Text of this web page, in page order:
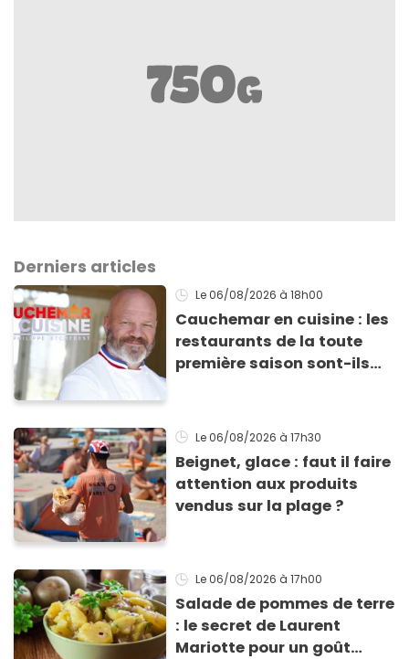
Derniers articles
Le 06/08/2026 à 18h00
Cauchemar en cuisine : les
restaurants de la toute
première saison sont-ils
Le 06/08/2026 à 17h30
Beignet, glace : faut il faire
attention aux produits
vendus sur la plage ?
Le 06/08/2026 à 17h00
Salade de pommes de terre
: le secret de Laurent
Mariotte pour un goût